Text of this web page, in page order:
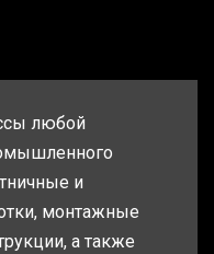
любой
и
монтажные
а также